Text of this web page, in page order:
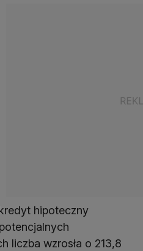
hipoteczny
liczba wzrosła o 213,8